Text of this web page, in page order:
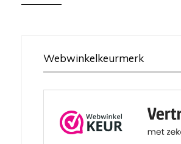
Webwinkelkeurmerk